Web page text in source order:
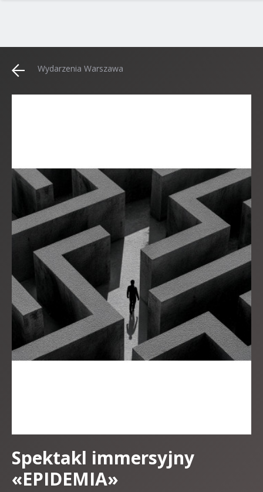
Wydarzenia Warszawa
Spektakl immersyjny
«EPIDEMIA»